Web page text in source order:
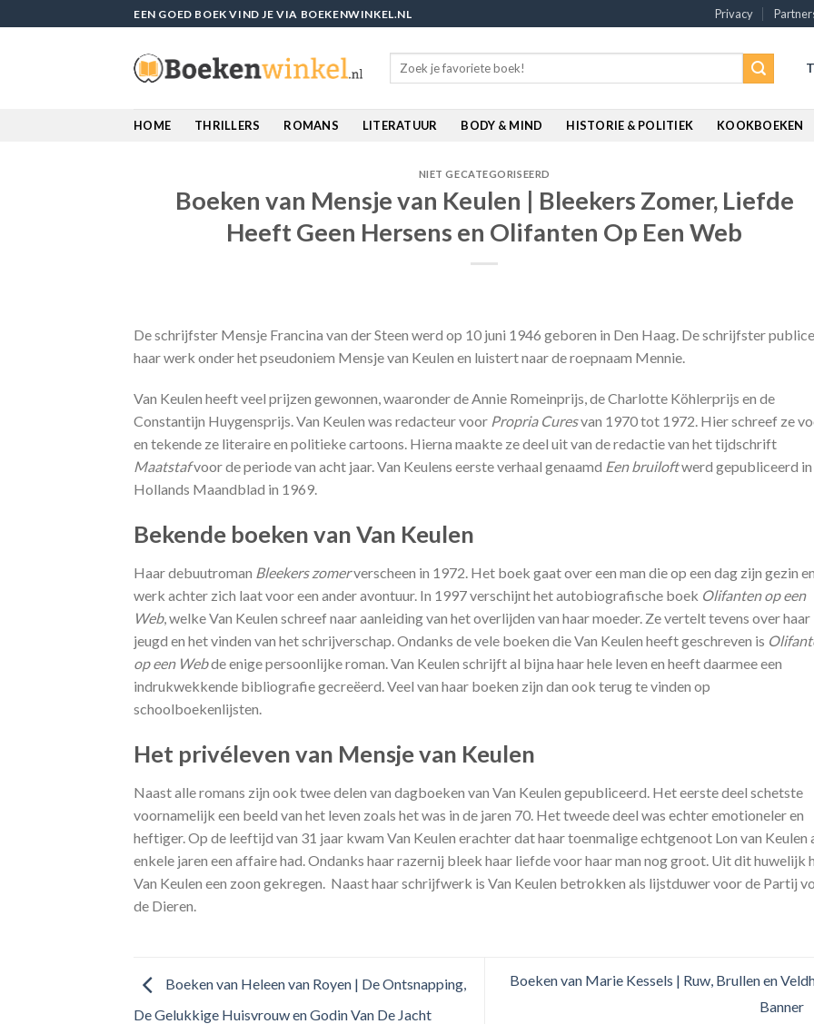
to
EEN GOED BOEK VIND JE VIA BOEKENWINKEL.NL Privacy
Search
HOME THRILLERS ROMANS LITERATUUR BODY & MIND HISTORIE & POLITIEK KOOKBOEKEN
NIET GECATEGORISEERD
Boeken van Mensje van Keulen | Bleekers Zomer, Liefde
Heeft Geen Hersens en Olifanten Op Een Web
De schrijfster Mensje Francina van der Steen werd op 10 juni 1946 geboren in Den Haag. De schrijfster
haar werk onder het pseudoniem Mensje van Keulen en luistert naar de roepnaam Mennie.
Van Keulen heeft veel prijzen gewonnen, waaronder de Annie Romeinprijs, de Charlotte Köhlerprijs en de
Constantijn Huygensprijs. Van Keulen was redacteur voor Propria Curesvan 1970 tot 1972. Hier schreef ze
en tekende ze literaire en politieke cartoons. Hierna maakte ze deel uit van de redactie van het tijdschrift
Maatstafvoor de periode van acht jaar. Van Keulens eerste verhaal genaamd Een bruiloftwerd gepubliceerd in
Hollands Maandblad in 1969.
Bekende boeken van Van Keulen
Haar debuutroman Bleekers zomerverscheen in 1972. Het boek gaat over een man die op een dag zijn gezin en
werk achter zich laat voor een ander avontuur. In 1997 verschijnt het autobiografische boek Olifanten op een
Web, welke Van Keulen schreef naar aanleiding van het overlijden van haar moeder. Ze vertelt tevens over haar
jeugd en het vinden van het schrijverschap. Ondanks de vele boeken die Van Keulen heeft geschreven is
op een Webde enige persoonlijke roman. Van Keulen schrijft al bijna haar hele leven en heeft daarmee een
indrukwekkende bibliografie gecreëerd. Veel van haar boeken zijn dan ook terug te vinden op
schoolboekenlijsten.
Het privéleven van Mensje van Keulen
Naast alle romans zijn ook twee delen van dagboeken van Van Keulen gepubliceerd. Het eerste deel schetste
voornamelijk een beeld van het leven zoals het was in de jaren 70. Het tweede deel was echter emotioneler en
heftiger. Op de leeftijd van 31 jaar kwam Van Keulen erachter dat haar toenmalige echtgenoot Lon van Keulen
enkele jaren een affaire had. Ondanks haar razernij bleek haar liefde voor haar man nog groot. Uit dit huwelijk
Van Keulen een zoon gekregen. Naast haar schrijfwerk is Van Keulen betrokken als lijstduwer voor de Partij
de Dieren.
Boeken van Heleen van Royen | De Ontsnapping,
De Gelukkige Huisvrouw en Godin Van De Jacht
Boeken van Marie Kessels | Ruw, Brullen en
Banner